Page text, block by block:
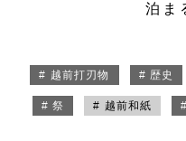
泊ま
# 越前打刃物 # 歴史
# 祭 # 越前和紙